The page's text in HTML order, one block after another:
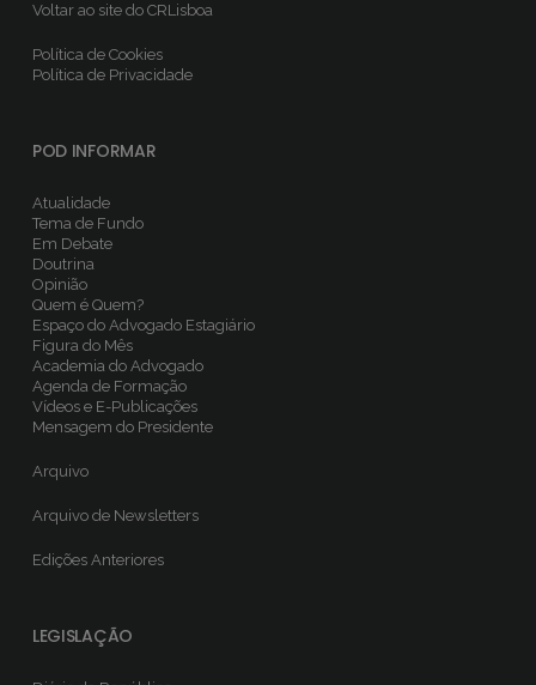
Voltar ao site do CRLisboa
Política de Cookies
Política de Privacidade
POD INFORMAR
Atualidade
Tema de Fundo
Em Debate
Doutrina
Opinião
Quem é Quem?
Espaço do Advogado Estagiário
Figura do Mês
Academia do Advogado
Agenda de Formação
Vídeos e E-Publicações
Mensagem do Presidente
Arquivo
Arquivo de Newsletters
Edições Anteriores
LEGISLAÇÃO